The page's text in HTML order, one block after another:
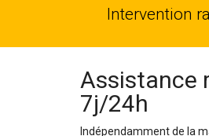
Intervention
Assistance
7j/24h
Indépendamment de la